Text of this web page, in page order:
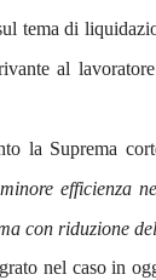
tema di
al
la Suprema
efficienza
con riduzione
nel caso in